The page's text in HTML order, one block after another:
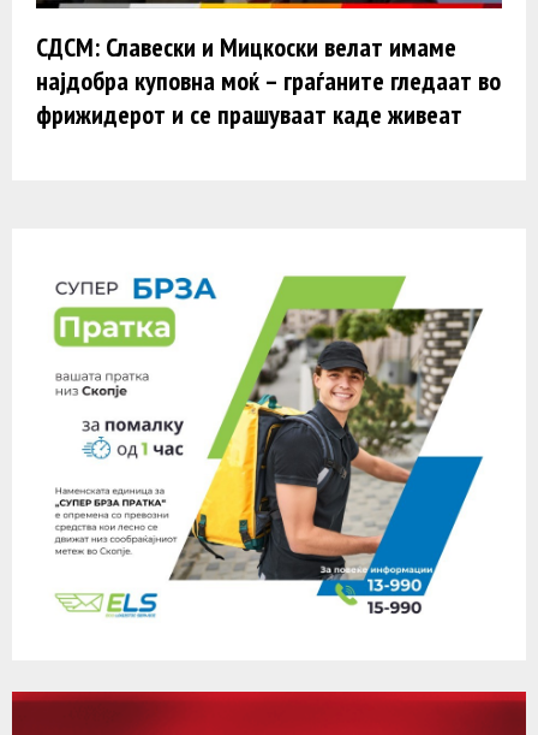
СДСМ: Славески и Мицкоски велат имаме
најдобра куповна моќ – граѓаните гледаат во
фрижидерот и се прашуваат каде живеат